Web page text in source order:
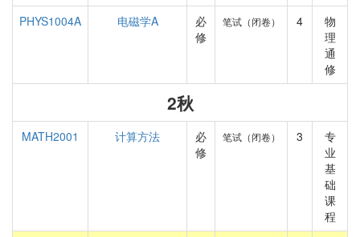
PHYS1004A
电磁学A
必
修
笔试（闭卷） 4
物
理
通
修
2秋
MATH2001 计算方法
必
修
笔试（闭卷） 3
专
业
基
础
课
程